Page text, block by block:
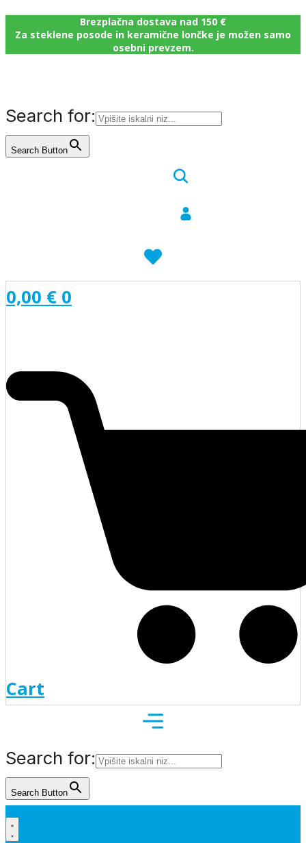
Brezplačna dostava nad 150 €
Za steklene posode in keramične lončke je možen samo
osebni prevzem.
Search for:
Search Button
0,00 € 0
Cart
Search for:
Search Button